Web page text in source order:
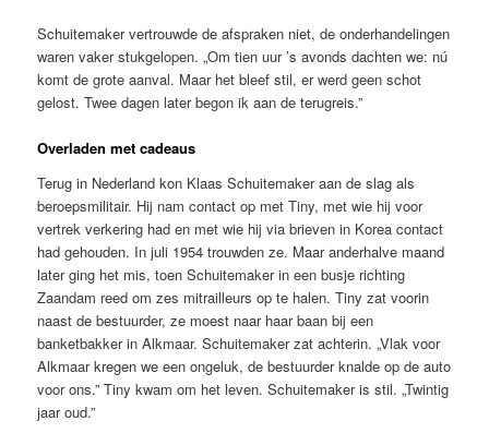
Schuitemaker vertrouwde de afspraken niet, de onderhandelingen
waren vaker stukgelopen. „Om tien uur ’s avonds dachten we: nú
komt de grote aanval. Maar het bleef stil, er werd geen schot
gelost. Twee dagen later begon ik aan de terugreis.”
Overladen met cadeaus
Terug in Nederland kon Klaas Schuitemaker aan de slag als
beroepsmilitair. Hij nam contact op met Tiny, met wie hij voor
vertrek verkering had en met wie hij via brieven in Korea contact
had gehouden. In juli 1954 trouwden ze. Maar anderhalve maand
later ging het mis, toen Schuitemaker in een busje richting
Zaandam reed om zes mitrailleurs op te halen. Tiny zat voorin
naast de bestuurder, ze moest naar haar baan bij een
banketbakker in Alkmaar. Schuitemaker zat achterin. „Vlak voor
Alkmaar kregen we een ongeluk, de bestuurder knalde op de auto
voor ons.” Tiny kwam om het leven. Schuitemaker is stil. „Twintig
jaar oud.”